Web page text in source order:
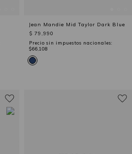
Jean Mandie Mid Taylor Dark Blue
$ 79,990
Precio sin impuestos nacionales:
$66,108